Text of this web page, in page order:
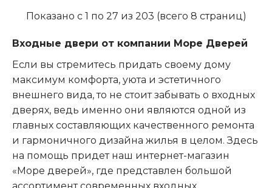
Показано с 1 по 27 из 203 (всего 8 страниц)
Входные двери от компании Море Дверей
Если вы стремитесь придать своему дому
максимум комфорта, уюта и эстетичного
внешнего вида, то не стоит забывать о входных
дверях, ведь именно они являются одной из
главных составляющих качественного ремонта
и гармоничного дизайна жилья в целом. Здесь
на помощь придет наш интернет-магазин
«Море дверей», где представлен большой